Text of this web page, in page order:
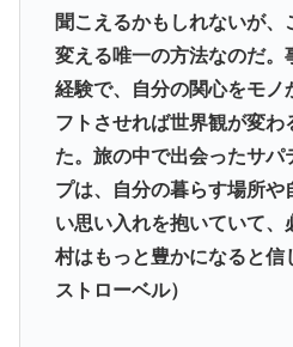
聞こえるかもしれないが、
変える唯一の方法なのだ。
経験で、自分の関心をモノ
フトさせれば世界観が変わ
た。旅の中で出会ったサパ
プは、自分の暮らす場所や
い思い入れを抱いていて、
村はもっと豊かになると信
ストローベル）